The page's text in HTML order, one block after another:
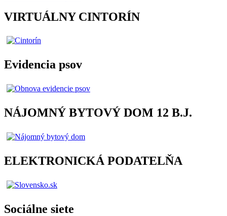
VIRTUÁLNY CINTORÍN
Evidencia psov
NÁJOMNÝ BYTOVÝ DOM 12 B.J.
ELEKTRONICKÁ PODATELŇA
Sociálne siete